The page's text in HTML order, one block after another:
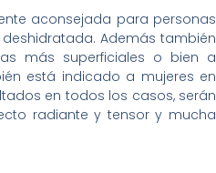
aconsejada para personas
Además también
más superficiales o bien a
está indicado a mujeres en
en todos los casos, serán
radiante y tensor y mucha